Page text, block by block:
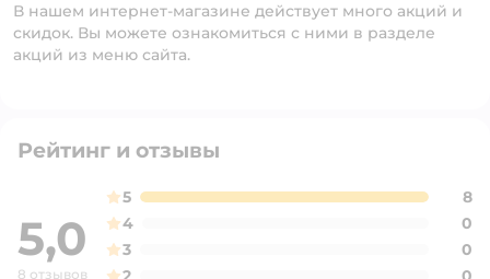
В нашем интернет-магазине действует много акций и
скидок. Вы можете ознакомиться с ними в разделе
акций из меню сайта.
Рейтинг и отзывы
5,0
8 отзывов
5
8
4
0
3
0